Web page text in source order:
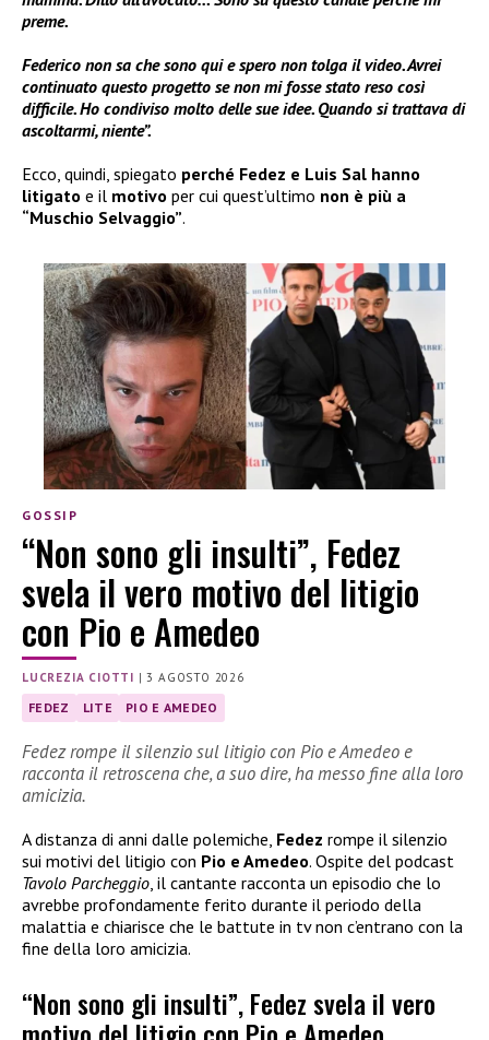
preme.
Federico non sa che sono qui e spero non tolga il video. Avrei
continuato questo progetto se non mi fosse stato reso così
difficile. Ho condiviso molto delle sue idee. Quando si trattava di
ascoltarmi, niente”.
Ecco, quindi, spiegato perché Fedez e Luis Sal hanno
litigato e il motivo per cui quest’ultimo non è più a
“Muschio Selvaggio”.
GOSSIP
“Non sono gli insulti”, Fedez
svela il vero motivo del litigio
con Pio e Amedeo
LUCREZIA CIOTTI |3 AGOSTO 2026
FEDEZ LITE PIO E AMEDEO
Fedez rompe il silenzio sul litigio con Pio e Amedeo e
racconta il retroscena che, a suo dire, ha messo fine alla loro
amicizia.
A distanza di anni dalle polemiche, Fedez rompe il silenzio
sui motivi del litigio con Pio e Amedeo. Ospite del podcast
Tavolo Parcheggio , il cantante racconta un episodio che lo
avrebbe profondamente ferito durante il periodo della
malattia e chiarisce che le battute in tv non c’entrano con la
fine della loro amicizia.
“Non sono gli insulti”, Fedez svela il vero